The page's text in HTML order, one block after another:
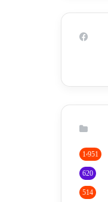
1٬951
620
514